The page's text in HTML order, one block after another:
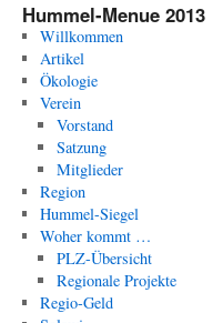
Hummel-Menue 2013
Willkommen
Artikel
Ökologie
Verein
Vorstand
Satzung
Mitglieder
Region
Hummel-Siegel
Woher kommt …
PLZ-Übersicht
Regionale Projekte
Regio-Geld